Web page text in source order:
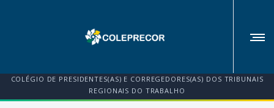
COLÉGIO DE PRESIDENTES(AS) E CORREGEDORES(AS) DOS TRIBUNAIS
REGIONAIS DO TRABALHO